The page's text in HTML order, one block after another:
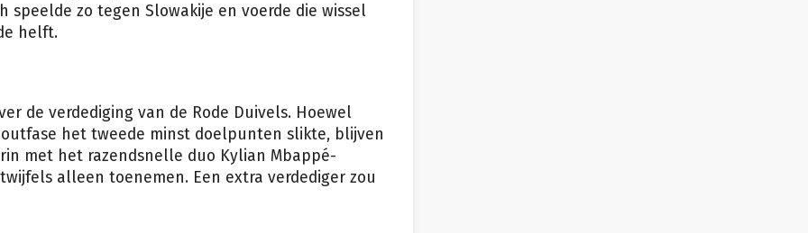
speelde zo tegen Slowakije en voerde die wissel
helft.
de verdediging van de Rode Duivels. Hoewel
het tweede minst doelpunten slikte, blijven
met het razendsnelle duo Kylian Mbappé-
alleen toenemen. Een extra verdediger zou